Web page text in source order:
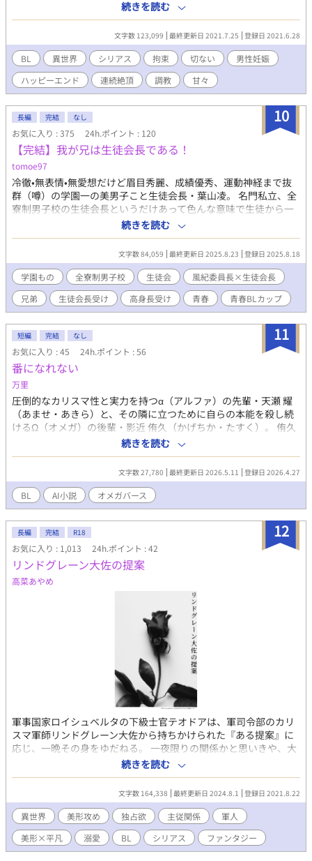
子どもを作れる魔法が確立されている。 どうせ元の世界には戻れ
ないんだからと、雇われ男妾として働き始める。 が、王子様、上
級貴族、豪商、マフィアの元締めなどの大物たちに本気で惚れら
れてしまい...？ 専属になってくれと言われても...。ええ？なんで、
俺を孕ませる権利を巡って修羅場？ 元の世界の知識で貢献はして
るけど、英雄になるつもりじゃないし！ 異世界モテモテゲイホス
ト、ついでにホモ妊娠の奮戦記。 基本主人公攻めですが、乗っか
り受け、襲い受けもあります。 ノンケや攻め専をホモ受けに目覚
めさせるシュチュが多いので、苦手な方はご注意を。 完結です。
読んで頂いた皆様に心より感謝申し上げます。
続きを読む
文字数 123,099 最終更新日 2021.7.25 登録日 2021.6.28
BL 異世界 シリアス 拘束 切ない
男性妊娠
ハッピーエンド
連続絶頂 調教 甘々
10
長編 完結 なし
お気に入り : 375 24h.ポイント : 120
【完結】我が兄は生徒会長である！
tomoe97
冷徹•無表情•無愛想だけど眉目秀麗、成績優秀、運動神経まで抜
群（噂）の学園一の美男子こと生徒会長・葉山凌。 名門私立、全
寮制男子校の生徒会長というだけあって色んな意味で生徒から一
目も二目も置かれる存在。 そんな彼には「推し」がいる。 それは
風紀委員長の神城修哉。彼は誰にでも人当たりがよく、仕事も早
い。喧嘩の現場を抑えることもあるので腕っぷしもつよい。 実は
生徒会長・葉山凌はコミュ症でビジュアルと家柄、風格だけでこ
こまで上り詰めた、エセカリスマ。実際はメソメソ泣いてばかり
なので、本物のカリスマに憧れている。 終始彼の弟である生徒会
補佐の観察記録調で語る、推し活と片思いの間で揺れる青春恋模
様。 本編完結。番外編（after story）でその後の話や過去話など
を描いてます。 （番外編、after storyで生徒会補佐✖️転校生有。
可愛い美少年✖️高身長爽やか男子の話です）
続きを読む
文字数 84,059 最終更新日 2025.8.23 登録日 2025.8.18
学園もの 全寮制男子校 生徒会
風紀委員長×生徒会長
兄弟
生徒会長受け 高身長受け 青春 青春BLカップ​
11
短編 完結 なし
お気に入り : 45 24h.ポイント : 56
番になれない
万里
圧倒的なカリスマ性と実力を持つα（アルファ）の先輩・天瀬 耀
（あませ・あきら）と、その隣に立つために自らの本能を殺し続
けるΩ（オメガ）の後輩・影近 侑久（かげちか・たすく）。 侑久
は、世間のイメージする「可憐なオメガ」とは程遠い、地味で無
愛想な自分に劣等感を抱きながらも、耀の「最高のサポート役」
であることを自らに課している。強力な抑制剤でオメガの香りを
封じ、冷徹な仮面を被って耀のサポートにあたる日々。 しかし、
ある放課後の練習後、耀の無邪気な一言――「いい匂いがする」
という言葉が、侑久が築き上げた理性を揺るがし始める。
続きを読む
文字数 27,780 最終更新日 2026.5.11 登録日 2026.4.27
BL AI小説 オメガバース
12
長編 完結 R18
お気に入り : 1,013 24h.ポイント : 42
リンドグレーン大佐の提案
高菜あやめ
軍事国家ロイシュベルタの下級士官テオドアは、軍司令部のカリ
スマ軍師リンドグレーン大佐から持ちかけられた『ある提案』に
応じ、一晩その身をゆだねる。 一夜限りの関係かと思いきや、大
佐はそれ以降も執拗に彼に構い続け、次第に独占欲をあらわにし
ていく。 叩き上げの下士官と、支配欲を隠さない上官。上下関係
から始まる、甘くて苛烈な攻防戦。 【支配系美形攻×出世欲強め
な流され系受】
続きを読む
文字数 164,338 最終更新日 2024.8.1 登録日 2021.8.22
異世界 美形攻め 独占欲 主従関係
軍人
美形×平凡
溺愛 BL シリアス ファンタジー